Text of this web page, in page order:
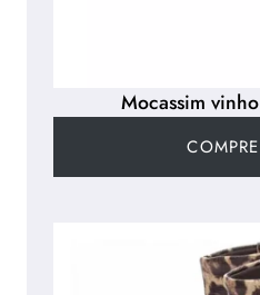
Mocassim